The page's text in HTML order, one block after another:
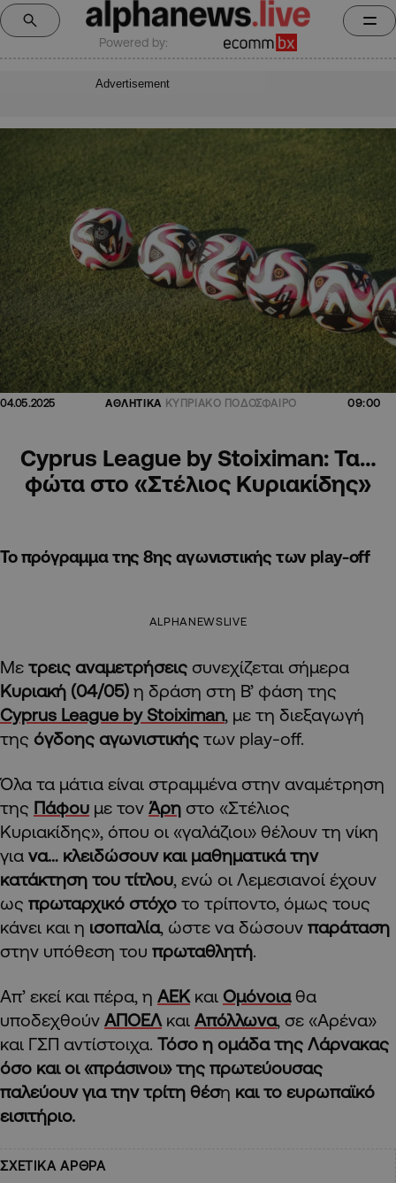
Powered by:
Advertisement
04.05.2025 ΑΘΛΗΤΙΚΑ ΚΥΠΡΙΑΚΟ ΠΟΔΟΣΦΑΙΡΟ 09:00
Cyprus League by Stoiximan: Τα…
φώτα στο «Στέλιος Κυριακίδης»
Το πρόγραμμα της 8ης αγωνιστικής των play-off
ALPHANEWSLIVE
Με τρεις αναμετρήσεις συνεχίζεται σήμερα
Κυριακή (04/05) η δράση στη Β’ φάση της
Cyprus League by Stoiximan, με τη διεξαγωγή
της όγδοης αγωνιστικής των play-off.
Όλα τα μάτια είναι στραμμένα στην αναμέτρηση
της Πάφου με τον Άρη στο «Στέλιος
Κυριακίδης», όπου οι «γαλάζιοι» θέλουν τη νίκη
για να… κλειδώσουν και μαθηματικά την
κατάκτηση του τίτλου, ενώ οι Λεμεσιανοί έχουν
ως πρωταρχικό στόχο το τρίποντο, όμως τους
κάνει και η ισοπαλία, ώστε να δώσουν παράταση
στην υπόθεση του πρωταθλητή.
Απ’ εκεί και πέρα, η ΑΕΚκαι Ομόνοιαθα
υποδεχθούν ΑΠΟΕΛ και Απόλλωνα, σε «Αρένα»
και ΓΣΠ αντίστοιχα. Τόσο η ομάδα της Λάρνακας
όσο και οι «πράσινοι» της πρωτεύουσας
παλεύουν για την τρίτη θέση και το ευρωπαϊκό
εισιτήριο.
ΣΧΕΤΙΚΑ ΑΡΘΡΑ